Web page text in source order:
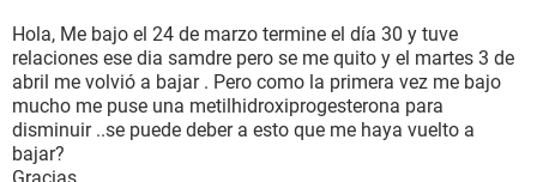
BIENESTAR
SEXUALIDAD
GLOSARIO
Hola, Me bajo el 24 de marzo termine el día 30 y tuve
relaciones ese dia samdre pero se me quito y el martes 3 de
abril me volvió a bajar . Pero como la primera vez me bajo
mucho me puse una metilhidroxiprogesterona para
disminuir ..se puede deber a esto que me haya vuelto a
bajar?